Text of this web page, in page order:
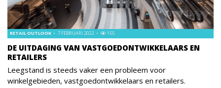
DE UITDAGING VAN VASTGOEDONTWIKKELAARS EN
RETAILERS
RETAIL OUTLOOK 7 FEBRUARI 2022 155
Leegstand is steeds vaker een probleem voor
winkelgebieden, vastgoedontwikkelaars en retailers.